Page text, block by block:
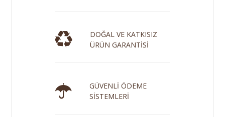
DOĞAL VE KATKISIZ
ÜRÜN GARANTİSİ
GÜVENLİ ÖDEME
SİSTEMLERİ